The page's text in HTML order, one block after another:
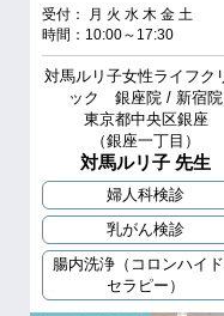
受付： 月 火 水 木 金 土
時間：10:00～17:30
対馬ルリ子女性ライフク
ック 銀座院 / 新宿院
東京都中央区銀座
（銀座一丁目）
対馬ルリ子 先生
婦人科検診
乳がん検診
腸内洗浄（コロンハイ
セラピー）